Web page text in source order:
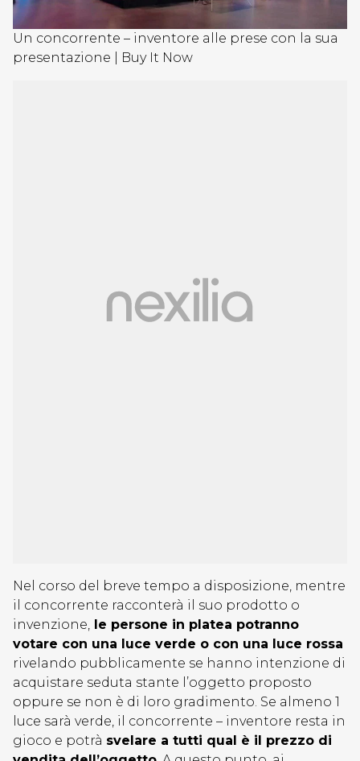
Un concorrente – inventore alle prese con la sua
presentazione | Buy It Now
Nel corso del breve tempo a disposizione, mentre
il concorrente racconterà il suo prodotto o
invenzione, le persone in platea potranno
votare con una luce verde o con una luce rossa
rivelando pubblicamente se hanno intenzione di
acquistare seduta stante l’oggetto proposto
oppure se non è di loro gradimento. Se almeno 1
luce sarà verde, il concorrente – inventore resta in
gioco e potrà svelare a tutti qual è il prezzo di